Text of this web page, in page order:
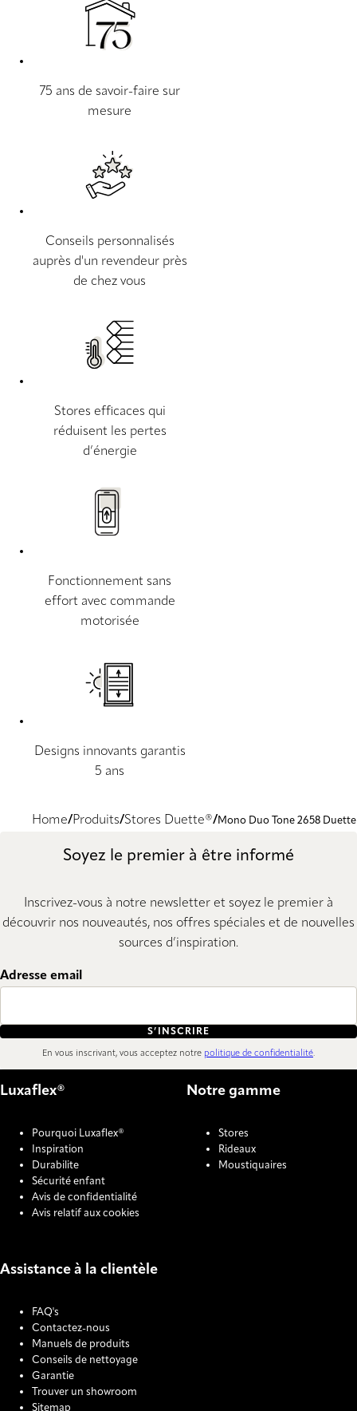
75 ans de savoir-faire sur
mesure
Conseils personnalisés
auprès d'un revendeur près
de chez vous
Stores efficaces qui
réduisent les pertes
d’énergie
Fonctionnement sans
effort avec commande
motorisée
Designs innovants garantis
5 ans
Home Produits Stores Duette® Mono Duo Tone 2658 Duette
Soyez le premier à être informé
Inscrivez-vous à notre newsletter et soyez le premier à
découvrir nos nouveautés, nos offres spéciales et de nouvelles
sources d’inspiration.
Adresse email
S’INSCRIRE
En vous inscrivant, vous acceptez notre politique de confidentialité.
Luxaflex®
Pourquoi Luxaflex®
Inspiration
Durabilite
Sécurité enfant
Avis de confidentialité
Avis relatif aux cookies
Notre gamme
Stores
Rideaux
Moustiquaires
Assistance à la clientèle
FAQ's
Contactez-nous
Manuels de produits
Conseils de nettoyage
Garantie
Trouver un showroom
Sitemap